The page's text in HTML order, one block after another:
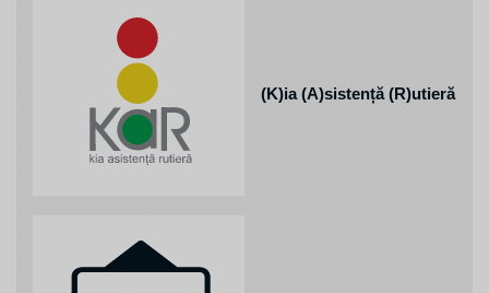
(K)ia (A)sistență (R)utieră